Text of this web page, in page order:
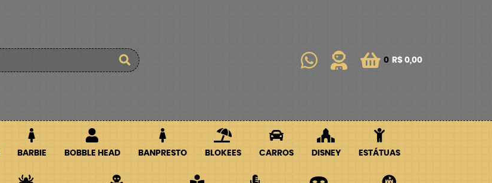
0 R$ 0,00
BARBIE BOBBLE HEAD BANPRESTO BLOKEES CARROS DISNEY ESTÁTUAS